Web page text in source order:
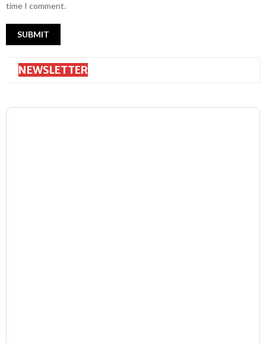
time I comment.
NEWSLETTER